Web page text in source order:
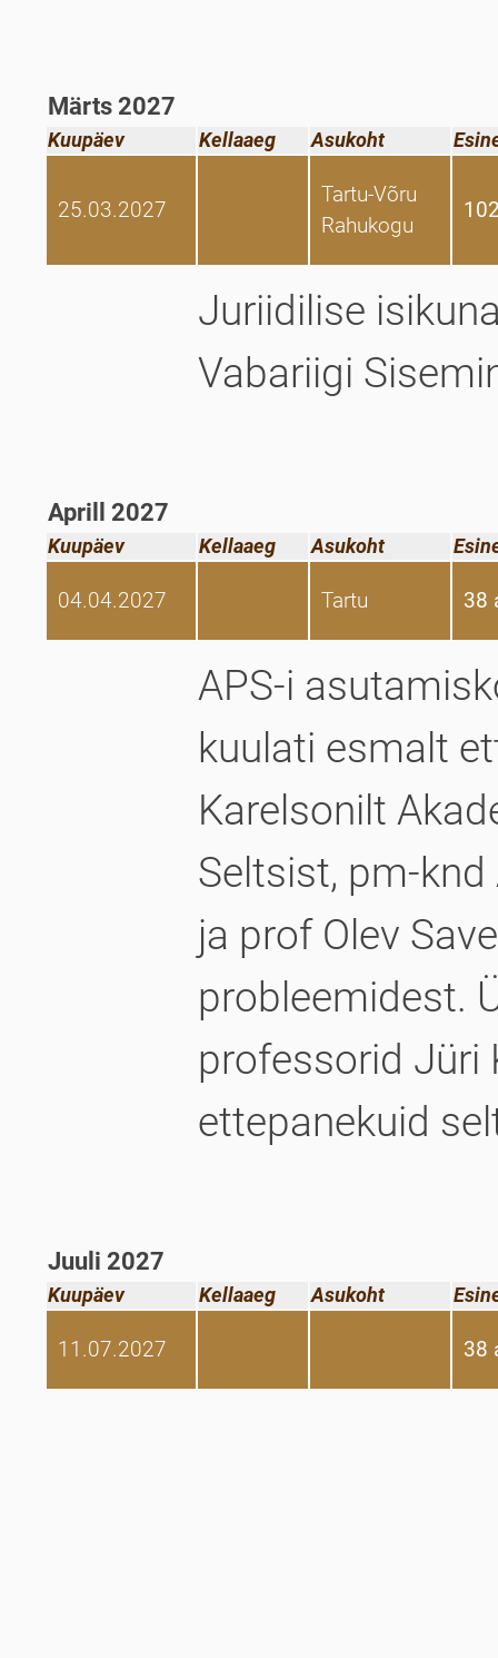
Märts 2027
Kuupäev Kellaaeg Asukoht
25.03.2027
Tartu-Võru
Rahukogu
Juriidilise
Vabariigi
Aprill 2027
Kuupäev Kellaaeg Asukoht
04.04.2027 Tartu 38
APS-i
kuulati esmalt
Karelsonilt
Seltsist, pm-
ja prof Olev
probleemidest.
professorid Jüri
ettepanekuid
Juuli 2027
Kuupäev Kellaaeg Asukoht
11.07.2027 38